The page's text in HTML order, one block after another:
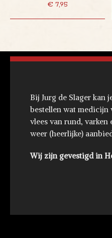
€ 7,95
Bij Jurg de Slager kan
bestellen wat medicijn
vlees van rund, varken
weer (heerlijke)
Wij zijn gevestigd in